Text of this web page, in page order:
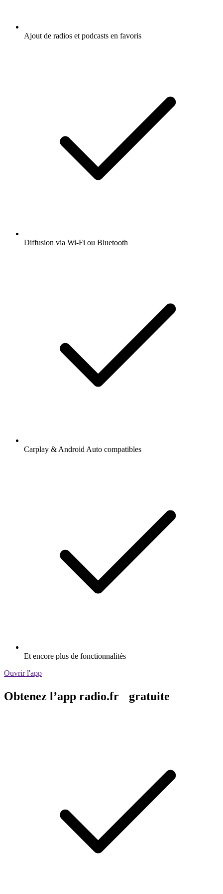
Ajout de radios et podcasts en favoris
Diffusion via Wi-Fi ou Bluetooth
Carplay & Android Auto compatibles
Et encore plus de fonctionnalités
Ouvrir l'app
Obtenez l’app radio.fr gratuite